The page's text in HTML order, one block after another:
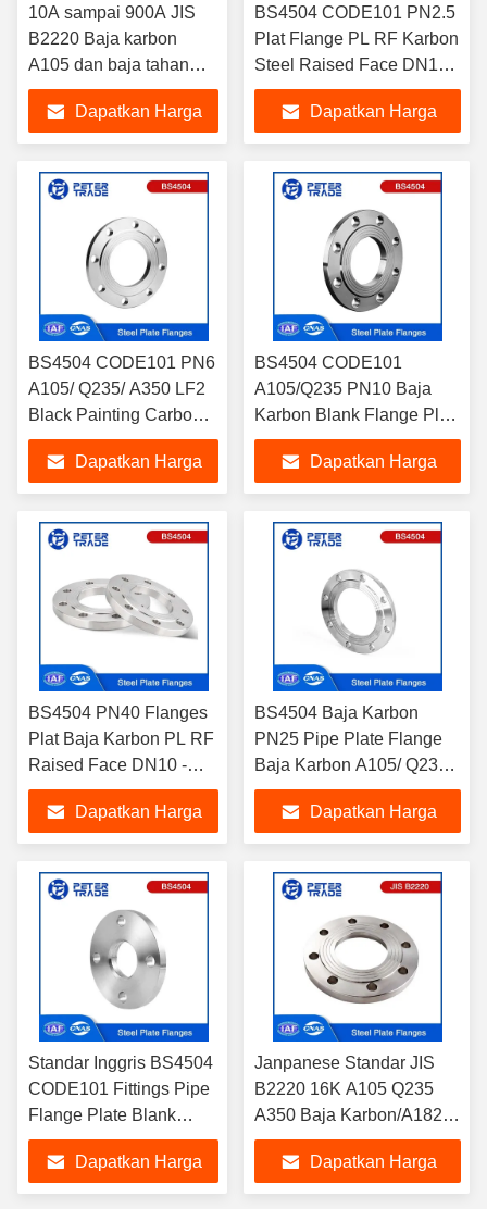
10A sampai 900A JIS
B2220 Baja karbon
A105 dan baja tahan
karat 304 316 PLFF
PLRF 20K 20KG/CM2
Dapatkan Harga
BS4504 CODE101 PN2.5
Plat Flange PL RF Karbon
Steel Raised Face DN10
sampai DN2000 untuk
industri pemanasan
Dapatkan Harga
BS4504 CODE101 PN6
A105/ Q235/ A350 LF2
Black Painting Carbon
Steel Plate Flange
Untuk Aplikasi Pipa /
HVAC
Dapatkan Harga
BS4504 CODE101
A105/Q235 PN10 Baja
Karbon Blank Flange Plat
Flange DN10 - DN3000
untuk Tabung dan Pipa
Dapatkan Harga
BS4504 PN40 Flanges
Plat Baja Karbon PL RF
Raised Face DN10 -
DN600 Kode 101 untuk
Industri Pemanasan dan
Listrik
Dapatkan Harga
BS4504 Baja Karbon
PN25 Pipe Plate Flange
Baja Karbon A105/ Q235/
A350 LF2 A420 PLRF
DN10 - DN2000
Dapatkan Harga
Standar Inggris BS4504
CODE101 Fittings Pipe
Flange Plate Blank
Flange DN10 hingga
DN2000 Untuk Industri
Minyak dan Gas
Dapatkan Harga
Janpanese Standar JIS
B2220 16K A105 Q235
A350 Baja Karbon/A182
F304 316 Plat Flange
PLRF PLFFDapatkan Harga